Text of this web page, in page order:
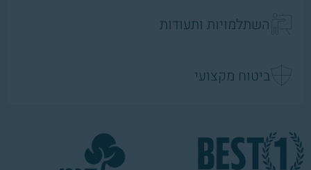
השתלמויות ותעודות
ביטוח מקצועי